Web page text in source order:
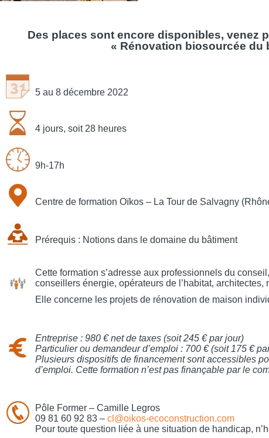
Des places sont encore disponibles, venez
« Rénovation biosourcée du
5 au 8 décembre 2022
4 jours, soit 28 heures
9h-17h
Centre de formation Oïkos – La Tour de Salvagny
Prérequis : Notions dans le domaine du bâtiment
Cette formation s’adresse aux professionnels du
conseillers énergie, opérateurs de l’habitat,
Elle concerne les projets de rénovation de maison
Entreprise : 980 € net de taxes (soit 245 € par jour)
Particulier ou demandeur d’emploi : 700 € (soit 175 €
Plusieurs dispositifs de financement sont accessibles
d’emploi. Cette formation n’est pas finançable par le
Pôle Former – Camille Legros
09 81 60 92 83 – cl@oikos-ecoconstruction.com
Pour toute question liée à une situation de handicap,